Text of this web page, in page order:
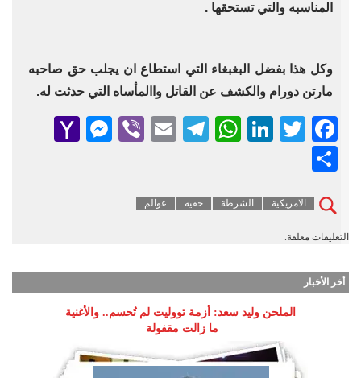
المناسبه والتي تستحقها .
وكل هذا بفضل البغبغاء التي استطاع ان يجلب حق صاحبه
مارتن دورام والكشف عن القاتل واالمأساه التي حدثت له.
Facebook
Twitter
LinkedIn
WhatsApp
Telegram
Email
Viber
الامريكية الشرطة خفيه عوالم
التعليقات مغلقة.
أخر الأخبار
الملحن وليد سعد: أزمة تووليت لم تُحسم.. والأغنية
ما زالت مقفولة